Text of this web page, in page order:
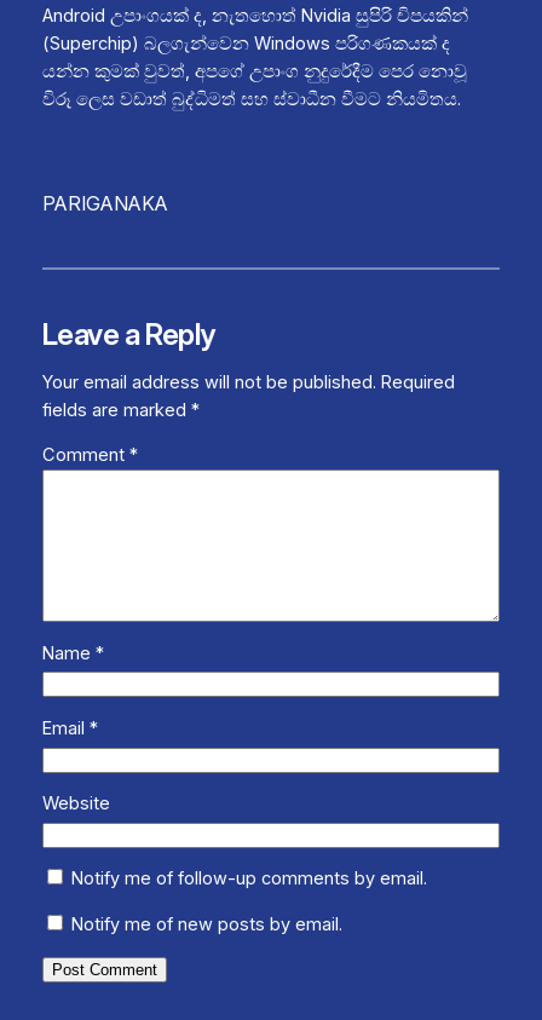
Android උපාංගයක් ද, නැතහොත් Nvidia සුපිරි චිපයකින්
(Superchip) බලගැන්වෙන Windows පරිගණකයක් ද
යන්න කුමක් වුවත්, අපගේ උපාංග නුදුරේදීම පෙර නොවූ
විරූ ලෙස වඩාත් බුද්ධිමත් සහ ස්වාධීන වීමට නියමිතය.
PARIGANAKA
Leave a Reply
Your email address will not be published. Required
fields are marked *
Comment *
Name *
Email *
Website
Notify me of follow-up comments by email.
Notify me of new posts by email.